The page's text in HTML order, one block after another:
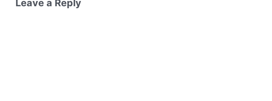
Leave a Reply